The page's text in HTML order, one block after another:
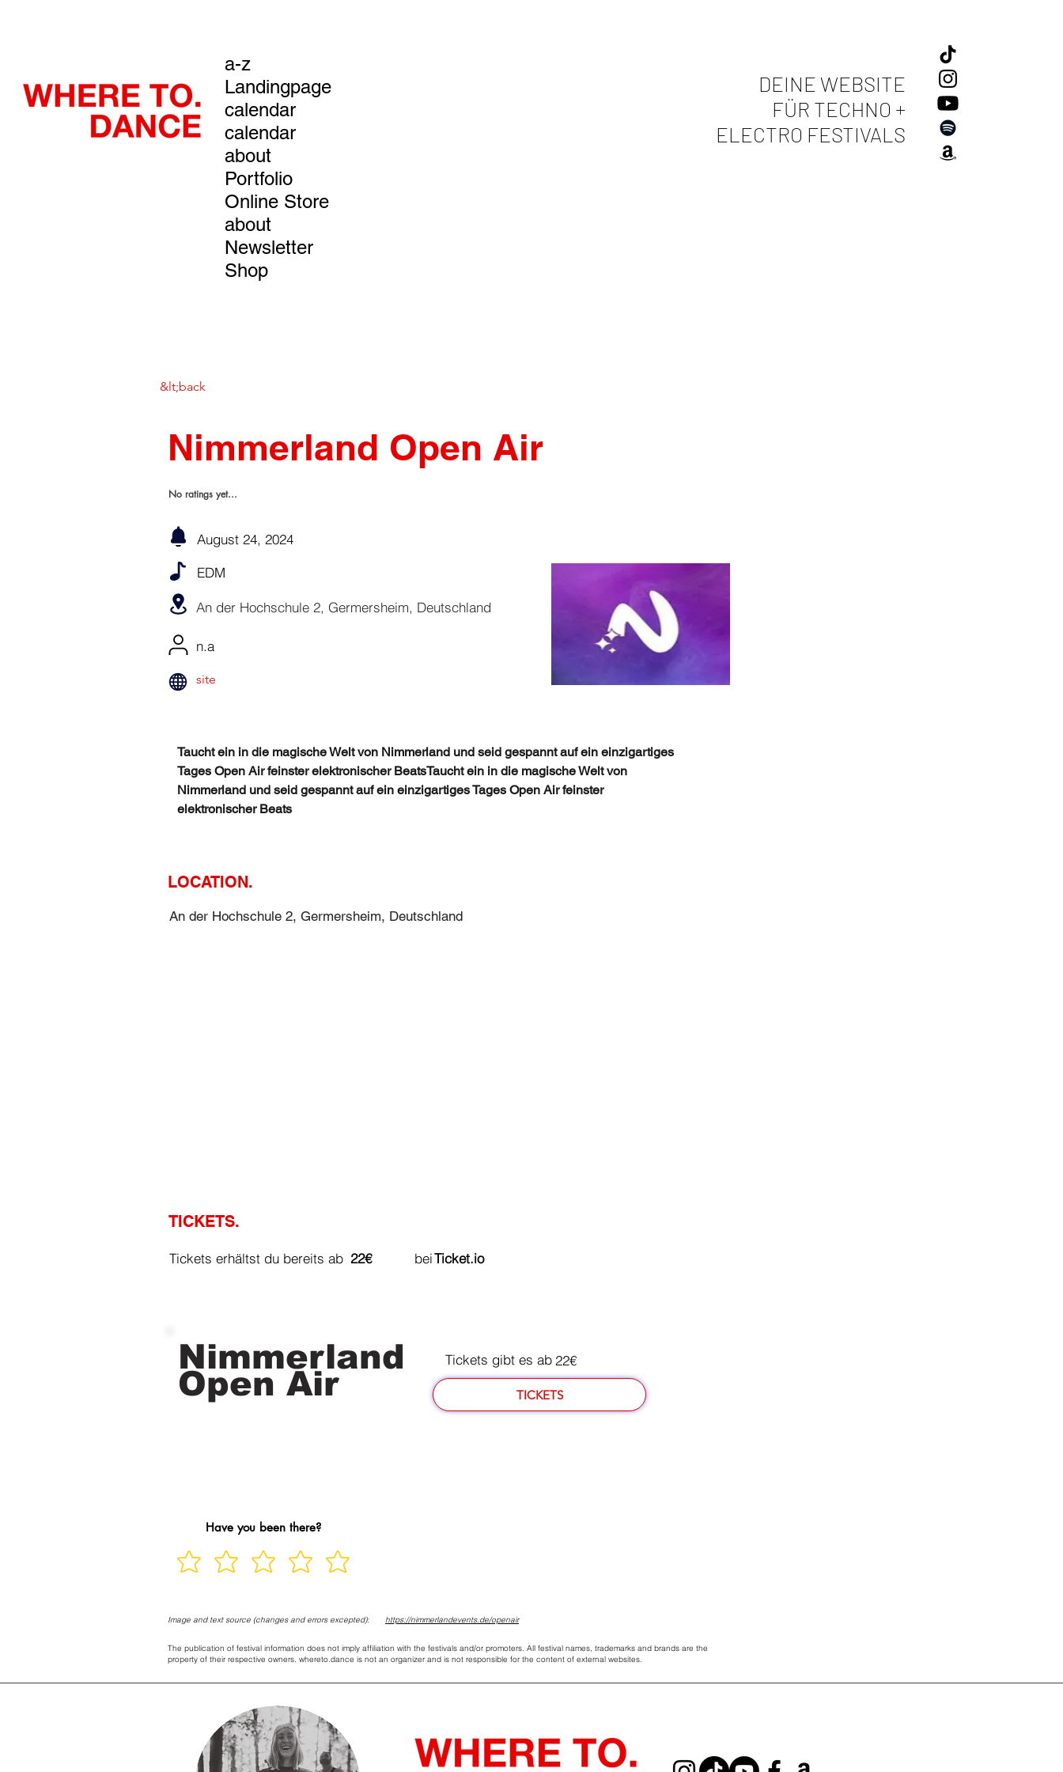
a-z
Landingpage
calendar
calendar
about
Portfolio
Online Store
about
Newsletter
Shop
DEINE WEBSITE
FÜR TECHNO +
ELECTRO FESTIVALS
Nimmerland Open Air
No ratings yet...
August 24, 2024
EDM
An der Hochschule 2, Germersheim, Deutschland
n.a
site
Taucht ein in die magische Welt von Nimmerland und seid gespannt auf ein einzigartiges
Tages Open Air feinster elektronischer BeatsTaucht ein in die magische Welt von
Nimmerland und seid gespannt auf ein einzigartiges Tages Open Air feinster
elektronischer Beats
&lt;back
LOCATION.
An der Hochschule 2, Germersheim, Deutschland
TICKETS.
Tickets erhältst du bereits ab bei
22€ Ticket.io
Nimmerland
Open Air
Tickets gibt es ab 22€
TICKETS
Have you been there?
Image and text source (changes and errors excepted): https://nimmerlandevents.de/openair
The publication of festival information does not imply affiliation with the festivals and/or promoters. All festival names, trademarks and brands are the
property of their respective owners. whereto.dance is not an organizer and is not responsible for the content of external websites.